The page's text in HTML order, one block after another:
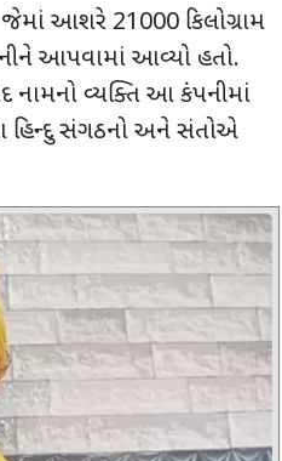
જેમાં આશરે 21000 કિલોગ્રામ
આપવામાં આવ્યો હતો.
વ્યક્તિ આ કંપનીમાં
હિન્દુ સંગઠનો અને સંતોએ